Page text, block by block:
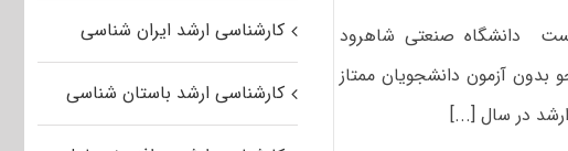
دانشگاه صنعتی شاهرود
آزمون دانشجویان ممتاز
در سال [...]
کارشناسی ارشد ایران شناسی
کارشناسی ارشد باستان شناسی